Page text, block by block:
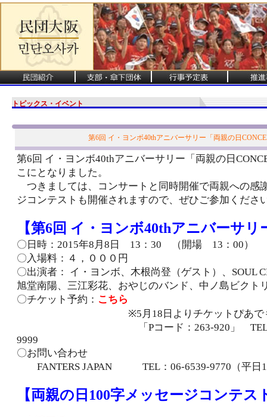
トピックス・イベント
第6回 イ・ヨンボ40thアニバーサリー「両親の日
第6回 イ・ヨンボ40thアニバーサリー「両親の日
こにとなりました。
つきましては、コンサートと同時開催で両親への感
ジコンテストも開催されますので、ぜひご参加くださ
【第6回 イ・ヨンボ40thアニバーサリ
〇日時：2015年8月8日 13：30 （開場 13：00）
〇入場料：４，０００円
〇出演者： イ・ヨンボ、木根尚登（ゲスト）、SOUL
旭堂南陽、三江彩花、おやじのバンド、中ノ島ビクト
〇チケット予約： こちら
※5月18日よりチケットぴあでも
「Pコード：263-920」 TEL：
9999
〇お問い合わせ
FANTERS JAPAN TEL：06-6539-9770（平日
【両親の日100字メッセージコンテス